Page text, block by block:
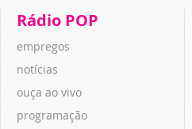
Rádio POP
empregos
notícias
ouça ao vivo
programação